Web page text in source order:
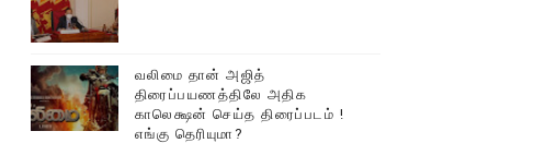
வலிமை தான் அஜித்
திரைப்பயணத்திலே அதிக
காலெக்ஷன் செய்த திரைப்படம் !
எங்கு தெரியுமா?